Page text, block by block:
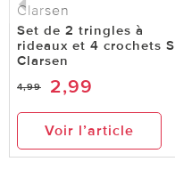
Clarsen
Set de 2 tringles à
rideaux et 4 crochets S
Clarsen
4,99 2,99
Voir l’article